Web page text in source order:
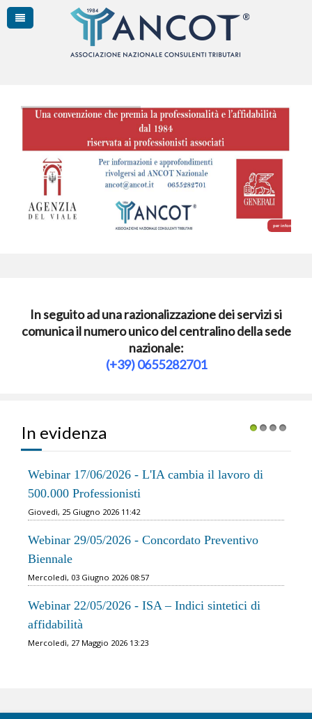
per informazioni
In seguito ad una razionalizzazione dei servizi si
comunica il numero unico del centralino della sede
nazionale:
(+39) 0655282701
In evidenza
Webinar 17/06/2026 - L'IA cambia il lavoro di
500.000 Professionisti
Giovedì, 25 Giugno 2026 11:42
Webinar 29/05/2026 - Concordato Preventivo
Biennale
Mercoledì, 03 Giugno 2026 08:57
Webinar 22/05/2026 - ISA – Indici sintetici di
affidabilità
Mercoledì, 27 Maggio 2026 13:23